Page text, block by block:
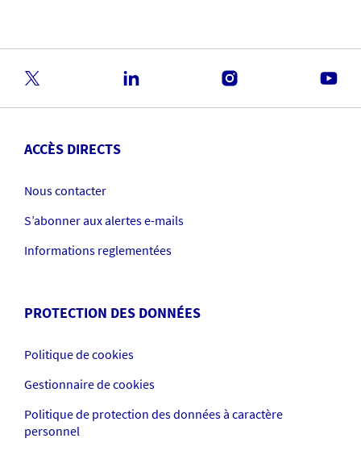
ACCÈS DIRECTS
Nous contacter
S’abonner aux alertes e-mails
Informations reglementées
PROTECTION DES DONNÉES
Politique de cookies
Gestionnaire de cookies
Politique de protection des données à caractère
personnel